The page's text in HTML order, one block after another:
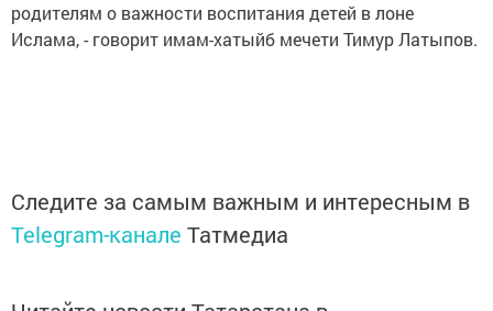
родителям о важности воспитания детей в лоне
Ислама, - говорит имам-хатыйб мечети Тимур Латыпов.
Следите за самым важным и интересным в
Telegram-канале Татмедиа